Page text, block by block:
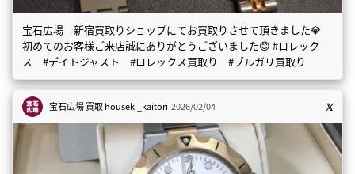
宝石広場 新宿買取りショップにてお買取りさせて頂きました💎
初めてのお客様ご来店誠にありがとうございました😊 #ロレック
ス #デイトジャスト #ロレックス買取り #ブルガリ買取り
宝石広場 買取houseki_kaitori 2026/02/04